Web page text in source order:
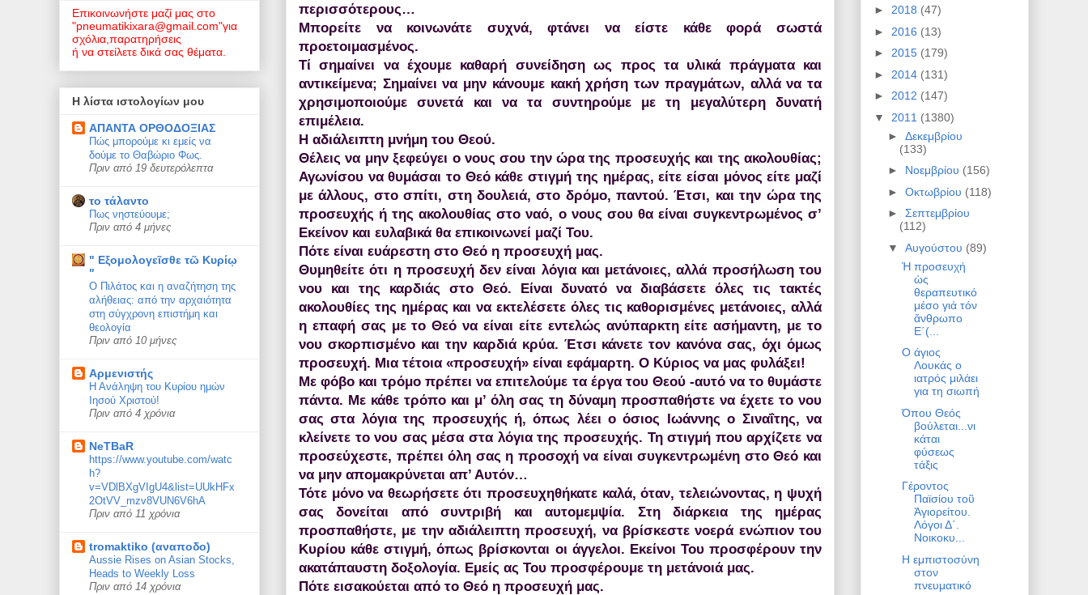
περισσότερους…
Μπορείτε να κοινωνάτε συχνά, φτάνει να είστε κάθε φορά σωστά
προετοιμασμένος.
Τί σημαίνει να έχουμε καθαρή συνείδηση ως προς τα υλικά πράγματα και
αντικείμενα; Σημαίνει να μην κάνουμε κακή χρήση των πραγμάτων, αλλά να τα
χρησιμοποιούμε συνετά και να τα συντηρούμε με τη μεγαλύτερη δυνατή
επιμέλεια.
Η αδιάλειπτη μνήμη του Θεού.
Θέλεις να μην ξεφεύγει ο νους σου την ώρα της προσευχής και της ακολουθίας;
Αγωνίσου να θυμάσαι το Θεό κάθε στιγμή της ημέρας, είτε είσαι μόνος είτε μαζί
με άλλους, στο σπίτι, στη δουλειά, στο δρόμο, παντού. Έτσι, και την ώρα της
προσευχής ή της ακολουθίας στο ναό, ο νους σου θα είναι συγκεντρωμένος σ’
Εκείνον και ευλαβικά θα επικοινωνεί μαζί Του.
Πότε είναι ευάρεστη στο Θεό η προσευχή μας.
Θυμηθείτε ότι η προσευχή δεν είναι λόγια και μετάνοιες, αλλά προσήλωση του
νου και της καρδιάς στο Θεό. Είναι δυνατό να διαβάσετε όλες τις τακτές
ακολουθίες της ημέρας και να εκτελέσετε όλες τις καθορισμένες μετάνοιες, αλλά
η επαφή σας με το Θεό να είναι είτε εντελώς ανύπαρκτη είτε ασήμαντη, με το
νου σκορπισμένο και την καρδιά κρύα. Έτσι κάνετε τον κανόνα σας, όχι όμως
προσευχή. Μια τέτοια «προσευχή» είναι εφάμαρτη. Ο Κύριος να μας φυλάξει!
Με φόβο και τρόμο πρέπει να επιτελούμε τα έργα του Θεού -αυτό να το θυμάστε
πάντα. Με κάθε τρόπο και μ’ όλη σας τη δύναμη προσπαθήστε να έχετε το νου
σας στα λόγια της προσευχής ή, όπως λέει ο όσιος Ιωάννης ο Σιναΐτης, να
κλείνετε το νου σας μέσα στα λόγια της προσευχής. Τη στιγμή που αρχίζετε να
προσεύχεστε, πρέπει όλη σας η προσοχή να είναι συγκεντρωμένη στο Θεό και
να μην απομακρύνεται απ’ Αυτόν…
Τότε μόνο να θεωρήσετε ότι προσευχηθήκατε καλά, όταν, τελειώνοντας, η ψυχή
σας δονείται από συντριβή και αυτομεμψία. Στη διάρκεια της ημέρας
προσπαθήστε, με την αδιάλειπτη προσευχή, να βρίσκεστε νοερά ενώπιον του
Κυρίου κάθε στιγμή, όπως βρίσκονται οι άγγελοι. Εκείνοι Του προσφέρουν την
ακατάπαυστη δοξολογία. Εμείς ας Του προσφέρουμε τη μετάνοιά μας.
Πότε εισακούεται από το Θεό η προσευχή μας.
Επικοινωνήστε μαζί μας στο
"pneumatikixara@gmail.com"για
σχόλια,παρατηρήσεις
ή να στείλετε δικά σας θέματα.
Η λίστα ιστολογίων μου
ΑΠΑΝΤΑ ΟΡΘΟΔΟΞΙΑΣ
Πώς μπορούμε κι εμείς να
δούμε το Θαβώριο Φως.
Πριν από 19 δευτερόλεπτα
το τάλαντο
Πως νηστεύουμε;
Πριν από 4 μήνες
" Εξομολογεῖσθε τῶ Κυρίῳ
"
Ο Πιλάτος και η αναζήτηση της
αλήθειας: από την αρχαιότητα
στη σύγχρονη επιστήμη και
θεολογία
Πριν από 10 μήνες
Αρμενιστής
Η Ανάληψη του Κυρίου ημών
Ιησού Χριστού!
Πριν από 4 χρόνια
NeTBaR
https://www.youtube.com/watc
h?
v=VDlBXgVIgU4&list=UUkHFx
2OtVV_mzv8VUN6V6hA
Πριν από 11 χρόνια
tromaktiko (αναποδο)
Aussie Rises on Asian Stocks,
Heads to Weekly Loss
Πριν από 14 χρόνια
► 2018 (47)
► 2016 (13)
► 2015 (179)
► 2014 (131)
► 2012 (147)
▼ 2011 (1380)
► Δεκεμβρίου
(133)
► Νοεμβρίου (156)
► Οκτωβρίου (118)
► Σεπτεμβρίου
(112)
▼ Αυγούστου (89)
Ἡ προσευχή
ὡς
θεραπευτικό
μέσο γιά τόν
ἄνθρωπο
Ε΄(...
Ο άγιος
Λουκάς ο
ιατρός μιλάει
για τη σιωπή
Όπου Θεός
βούλεται...νι
κάται
φύσεως
τάξις
Γέροντος
Παϊσίου τοῦ
Ἁγιορείτου.
Λόγοι Δ΄.
Νοικοκυ...
Η εμπιστοσύνη
στον
πνευματικό